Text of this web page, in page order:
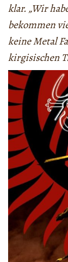
klar. „Wir
bekommen
keine Metal
kirgisischen